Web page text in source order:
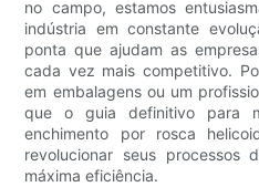
no campo, estamos
indústria em constante
ponta que ajudam as
cada vez mais competitivo.
em embalagens ou um
que o guia definitivo para
enchimento por rosca
revolucionar seus processos
máxima eficiência.